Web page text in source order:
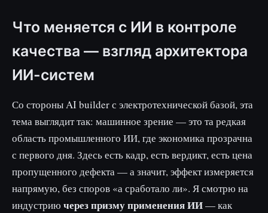
Что меняется с ИИ в контроле
качества — взгляд архитектора
ИИ-систем
Со стороны AI builder с электротехнической базой, эта
тема выглядит так: машинное зрение — это та редкая
область промышленного ИИ, где экономика прозрачна
с первого дня. Здесь есть кадр, есть вердикт, есть цена
пропущенного дефекта — а значит, эффект измеряется
напрямую, без споров «а сработало ли». Я смотрю на
индустрию через призму применения ИИ— как